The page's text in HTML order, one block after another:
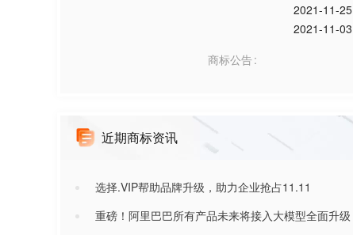
2021-11-25
2021-11-03
商标公告
近期商标资讯
选择.VIP帮助品牌升级，助力企业抢占11.11
重磅！阿里巴巴所有产品未来将接入大模型全面升级